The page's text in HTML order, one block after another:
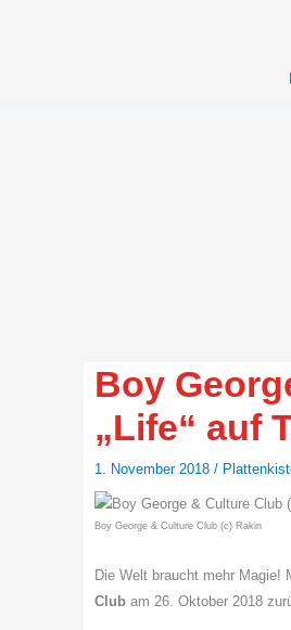
Boy
„Life“ auf
1. November 2018 /
Boy George & Culture Club (c) Rakin
Die Welt braucht mehr Magie!
Club am 26. Oktober 2018